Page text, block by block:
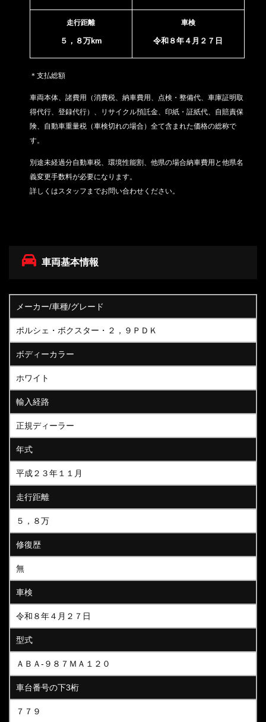
走行距離
５，８万km
車検
令和８年４月２７日
＊支払総額
車両本体、諸費用（消費税、納車費用、点検・整備代、車庫証明取
得代行、登録代行）、リサイクル預託金、印紙・証紙代、 自賠責保
険、自動車重量税（車検切れの場合） 全て含まれた価格の総称で
す。
別途未経過分自動車税、環境性能割、他県の場合納車費用と他県名
義変更手数料が必要になります。
詳しくはスタッフまでお問い合わせください。
車両基本情報
メーカー/車種/グレード
ポルシェ・ボクスター・２，９ＰＤＫ
ボディーカラー
ホワイト
輸入経路
正規ディーラー
年式
平成２３年１１月
走行距離
５，８万
修復歴
無
車検
令和８年４月２７日
型式
ＡＢＡ-９８７ＭＡ１２０
車台番号の下3桁
７７９